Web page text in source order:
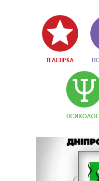
ТЕЛЕЗІРКА